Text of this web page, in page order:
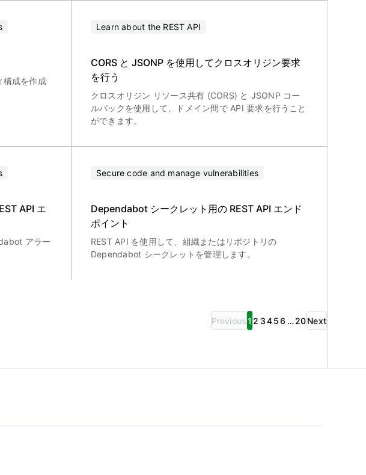
構成を作成
Learn about the REST API
CORS と JSONP を使用してクロスオリジン要求
を行う
クロスオリジン リソース共有 (CORS) と JSONP コー
ルバックを使用して、ドメイン間で API 要求を行うこと
ができます。
API エ
アラー
Secure code and manage vulnerabilities
Dependabot シークレット用の REST API エンド
ポイント
REST API を使用して、組織またはリポジトリの
Dependabot シークレットを管理します。
Previous1 2 3456 …20Next